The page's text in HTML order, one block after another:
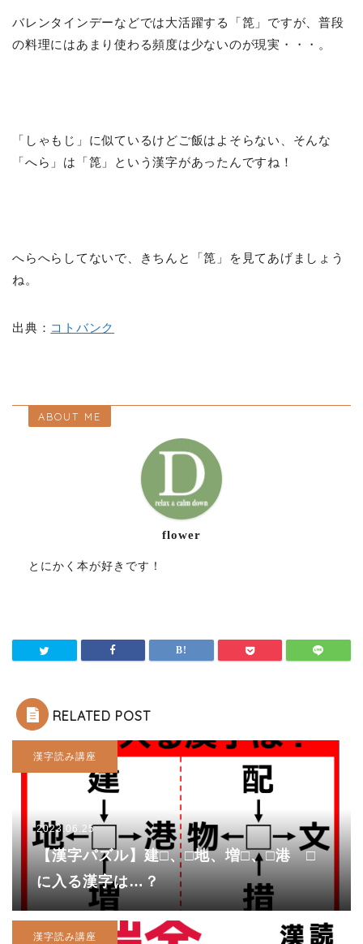
バレンタインデーなどでは大活躍する「箆」ですが、普段
の料理にはあまり使わる頻度は少ないのが現実・・・。
「しゃもじ」に似ているけどご飯はよそらない、そんな
「へら」は「箆」という漢字があったんですね！
へらへらしてないで、きちんと「箆」を見てあげましょう
ね。
出典： コトバンク
ABOUT ME
flower
とにかく本が好きです！
RELATED POST
漢字読み講座
2023.06.25
【漢字パズル】建□、□地、増□、□港 □
に入る漢字は…？
漢字読み講座